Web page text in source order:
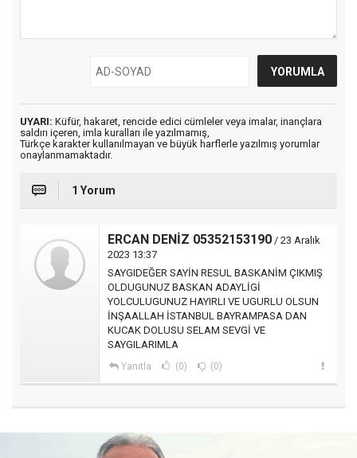
UYARI: Küfür, hakaret, rencide edici cümleler veya imalar, inançlara
saldırı içeren, imla kuralları ile yazılmamış,
Türkçe karakter kullanılmayan ve büyük harflerle yazılmış yorumlar
onaylanmamaktadır.
1 Yorum
ERCAN DENİZ 05352153190 / 23 Aralık
2023 13:37
SAYGIDEĞER SAYİN RESUL BASKANİM ÇIKMIŞ
OLDUGUNUZ BASKAN ADAYLİGİ
YOLCULUGUNUZ HAYIRLI VE UGURLU OLSUN
İNŞAALLAH İSTANBUL BAYRAMPASA DAN
KUCAK DOLUSU SELAM SEVGİ VE
SAYGILARIMLA
Yanıtla (0) (0)